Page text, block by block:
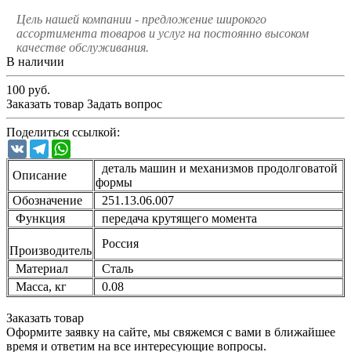
Цель нашей компании - предложение широкого
ассортимента товаров и услуг на постоянно высоком
качестве обслуживания.
В наличии
100 руб.
Заказать товар Задать вопрос
Поделиться ссылкой:
VK Telegram
Описание
деталь машин и механизмов продолговатой
формы
Обозначение
251.13.06.007
Функция
передача крутящего момента
Производитель
Россия
Материал
Сталь
Масса, кг
0.08
Заказать товар
Оформите заявку на сайте, мы свяжемся с вами в ближайшее
время и ответим на все интересующие вопросы.